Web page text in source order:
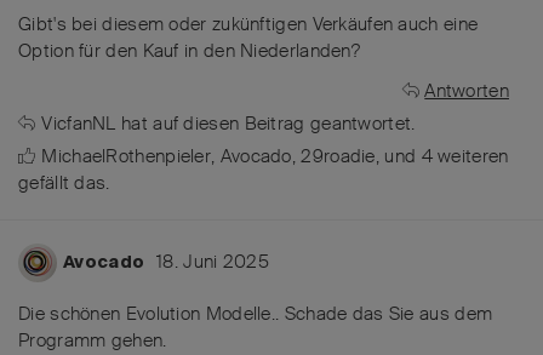
Gibt's bei diesem oder zukünftigen Verkäufen auch eine
Option für den Kauf in den Niederlanden?
Antworten
VicfanNL hat auf diesen Beitrag geantwortet.
MichaelRothenpieler, Avocado,29roadie, und 4weiteren
gefällt das.
Avocado 18. Juni 2025
Die schönen Evolution Modelle.. Schade das Sie aus dem
Programm gehen.